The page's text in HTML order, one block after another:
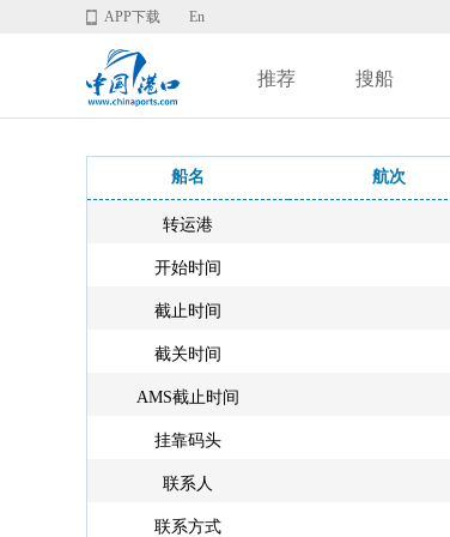
APP下载 En
推荐 搜船
船名 航次
转运港
开始时间
截止时间
截关时间
AMS截止时间
挂靠码头
联系人
联系方式